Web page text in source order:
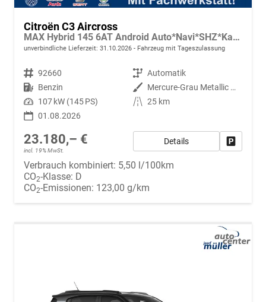
Citroën C3 Aircross
MAX Hybrid 145 6AT Android Auto*Navi*SHZ*Kamera*Totwinkel*Keyless*17"*Klimaauto
unverbindliche Lieferzeit: 31.10.2026 Fahrzeug mit Tageszulassung
Fahrzeugnr. 92660 Getriebe Automatik
Kraftstoff Benzin Außenfarbe
Mercure-Grau Metallic mit schwarzem Dach
Leistung 107 kW (145 PS) Kilometerstand 25 km
01.08.2026
23.180,– €
incl. 19% MwSt.
Details
Verbrauch kombiniert: 5,50 l/100km
CO2-Klasse: D
CO2-Emissionen: 123,00 g/km